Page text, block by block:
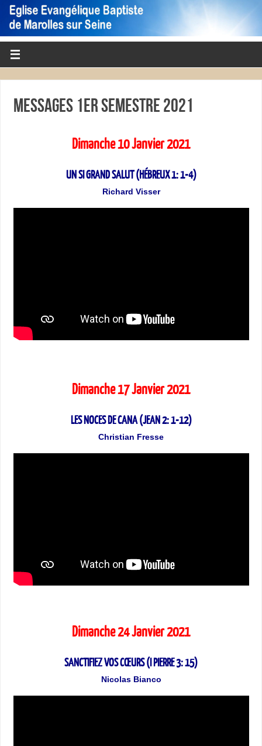
Messages 1er semestre 2021
Dimanche 10 Janvier 2021
UN SI GRAND SALUT (HÉBREUX 1: 1-4)
Richard Visser
Dimanche 17 Janvier 2021
LES NOCES DE CANA (JEAN 2: 1-12)
Christian Fresse
Dimanche 24 Janvier 2021
SANCTIFIEZ VOS CŒURS (I PIERRE 3: 15)
Nicolas Bianco